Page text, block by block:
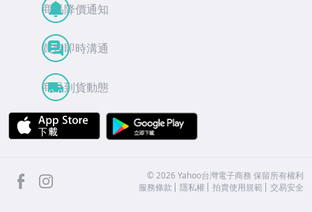
商品降價通知
買賣即時溝通
商品到貨動態
APP Store
facebook ©2026 Yahoo台灣電子商務 保留所有權利
服務條款
隱私權 拍賣使用規範 交易安全